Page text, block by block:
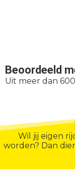
Beoordeeld
Uit meer dan
Wil jij eigen
worden? Dan